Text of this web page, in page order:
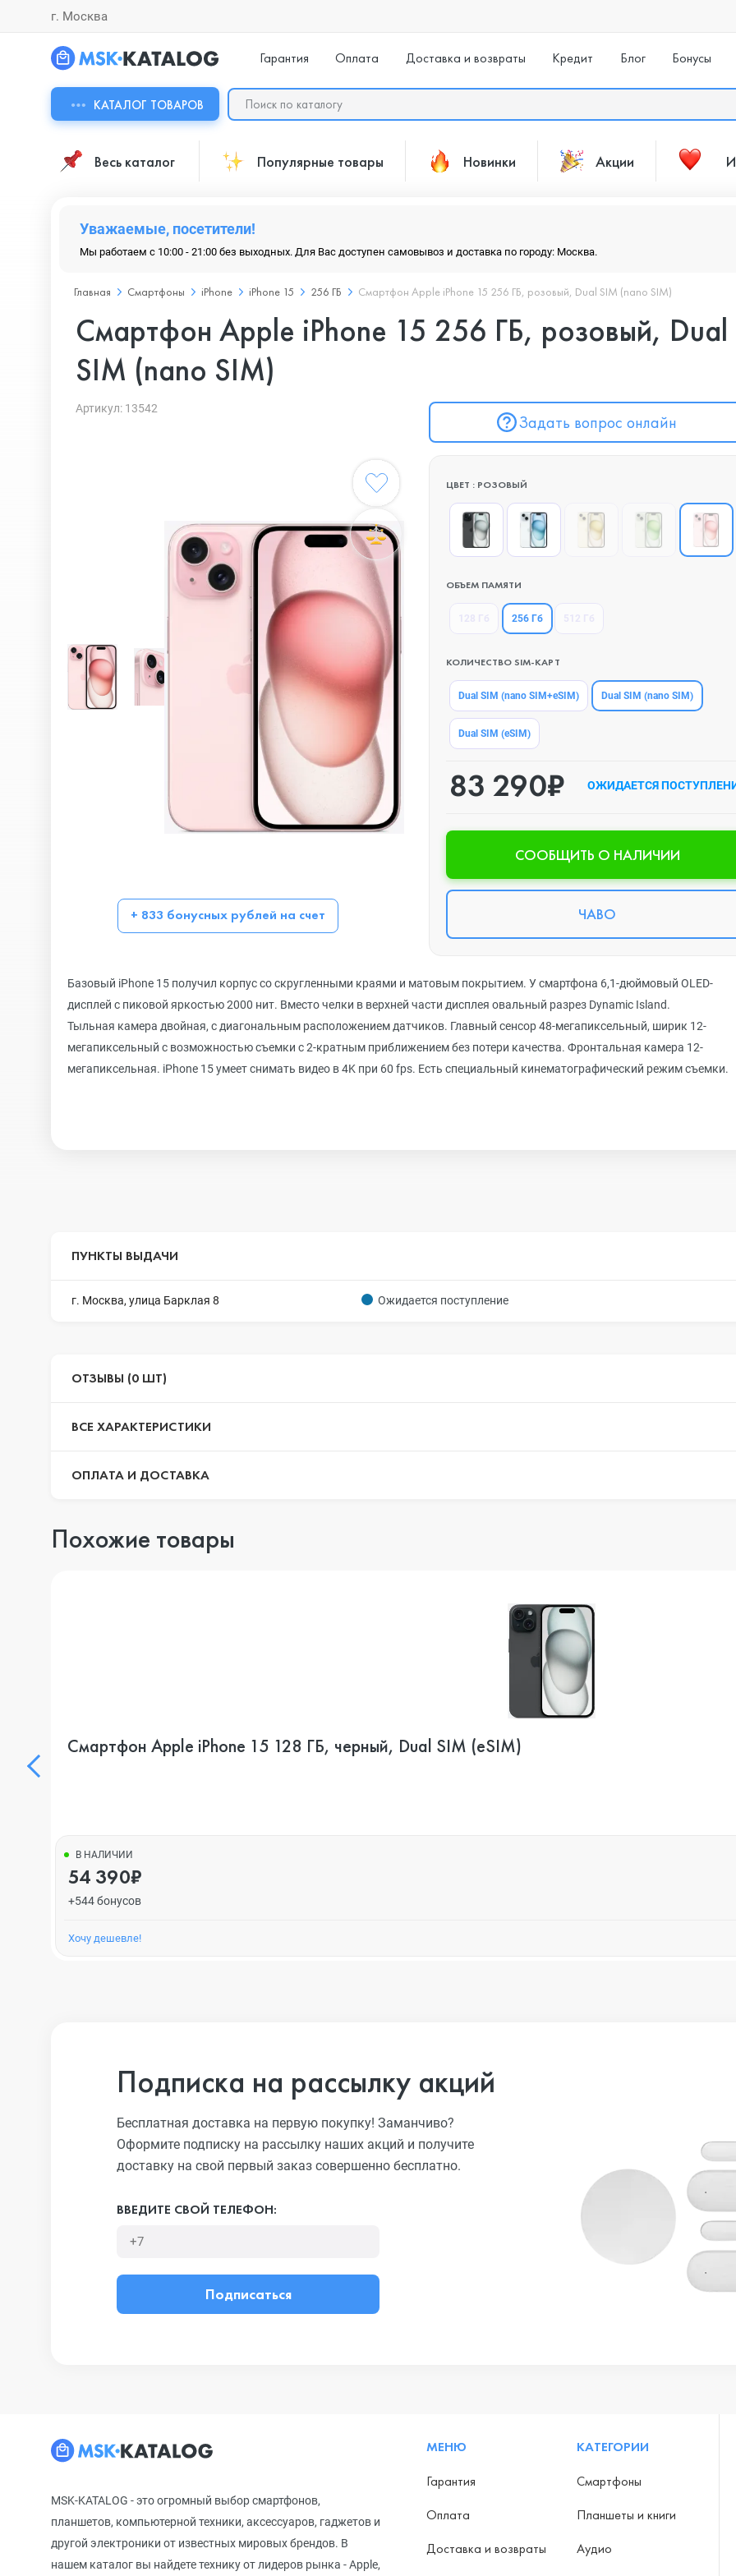
г. Москва
Гарантия Оплата Доставка и возвраты Кредит Блог Бонусы
КАТАЛОГ ТОВАРОВ
Весь каталог Популярные товары Новинки Акции
Уважаемые, посетители!
Мы работаем с 10:00 - 21:00 без выходных. Для Вас доступен самовывоз и доставка по городу: Москва.
Главная Смартфоны iPhone iPhone 15 256 ГБ Смартфон Apple iPhone 15 256 ГБ, розовый, Dual SIM (nano SIM)
Смартфон Apple iPhone 15 256 ГБ, розовый, Dual
SIM (nano SIM)
Артикул: 13542
Задать вопрос онлайн
+ 833 бонусных рублей на счет
ЦВЕТ : РОЗОВЫЙ
ОБЪЕМ ПАМЯТИ
256 Гб
КОЛИЧЕСТВО SIM-КАРТ
Dual SIM (nano SIM+eSIM) Dual SIM (nano SIM)
Dual SIM (eSIM)
83 290₽ ОЖИДАЕТСЯ
CООБЩИТЬ О НАЛИЧИИ
ЧАВО
Базовый iPhone 15 получил корпус со скругленными краями и матовым покрытием. У смартфона 6,1-дюймовый OLED-
дисплей с пиковой яркостью 2000 нит. Вместо челки в верхней части дисплея овальный разрез Dynamic Island.
Тыльная камера двойная, с диагональным расположением датчиков. Главный сенсор 48-мегапиксельный, ширик 12-
мегапиксельный с возможностью съемки с 2-кратным приближением без потери качества. Фронтальная камера 12-
мегапиксельная. iPhone 15 умеет снимать видео в 4K при 60 fps. Есть специальный кинематографический режим съемки.
ПУНКТЫ ВЫДАЧИ
г. Москва, улица Барклая 8 Ожидается поступление
ОТЗЫВЫ (0 ШТ)
ВСЕ ХАРАКТЕРИСТИКИ
ОПЛАТА И ДОСТАВКА
Похожие товары
Смартфон Apple iPhone 15 128 ГБ, черный, Dual SIM (eSIM)
В НАЛИЧИИ
54 390₽
+544 бонусов
Хочу дешевле!
Подписка на рассылку акций
Бесплатная доставка на первую покупку! Заманчиво?
Оформите подписку на рассылку наших акций и получите
доставку на свой первый заказ совершенно бесплатно.
ВВЕДИТЕ СВОЙ ТЕЛЕФОН:
Подписаться
MSK-KATALOG - это огромный выбор смартфонов,
планшетов, компьютерной техники, аксессуаров, гаджетов и
другой электроники от известных мировых брендов. В
нашем каталог вы найдете технику от лидеров рынка - Apple,
МЕНЮ
Гарантия
Оплата
Доставка и возвраты
КАТЕГОРИИ
Смартфоны
Планшеты и книги
Аудио